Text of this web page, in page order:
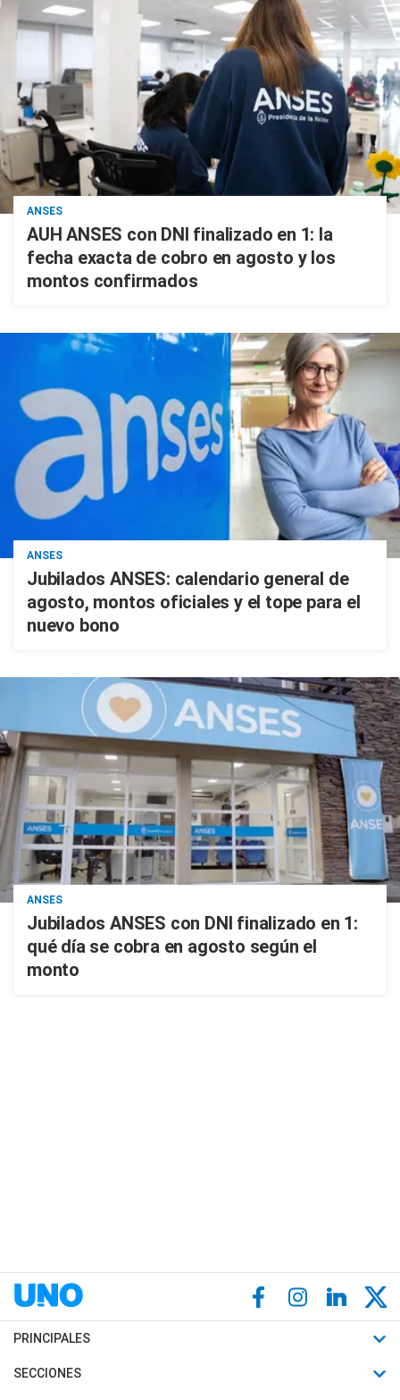
ANSES
AUH ANSES con DNI finalizado en 1: la
fecha exacta de cobro en agosto y los
montos confirmados
ANSES
Jubilados ANSES: calendario general de
agosto, montos oficiales y el tope para el
nuevo bono
ANSES
Jubilados ANSES con DNI finalizado en 1:
qué día se cobra en agosto según el
monto
PRINCIPALES
Últimas Noticias
SECCIONES